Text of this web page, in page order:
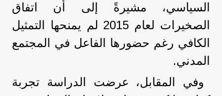
السياسي، مشيرةً إلى أن اتفاق
الصخيرات لعام 2015 لم يمنحها التمثيل
الكافي رغم حضورها الفاعل في المجتمع
المدني.
وفي المقابل، عرضت الدراسة تجربة